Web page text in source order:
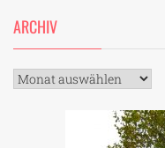
ARCHIV
Archiv